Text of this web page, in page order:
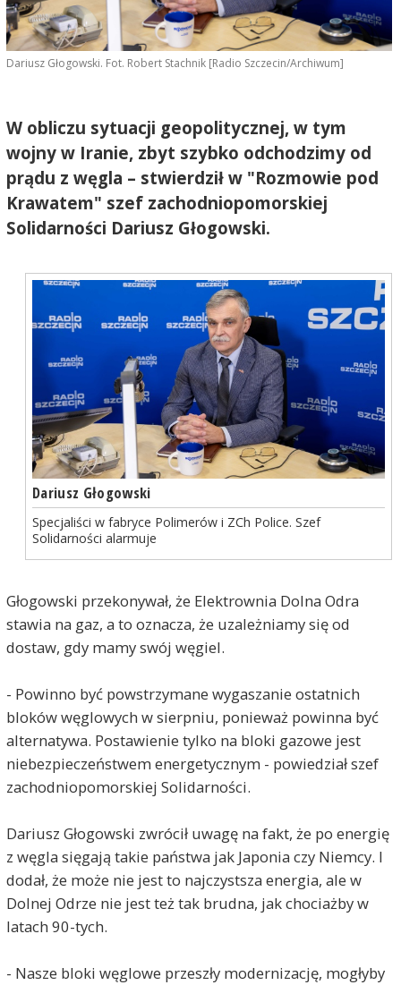
Dariusz Głogowski. Fot. Robert Stachnik [Radio Szczecin/Archiwum]
W obliczu sytuacji geopolitycznej, w tym
wojny w Iranie, zbyt szybko odchodzimy od
prądu z węgla – stwierdził w "Rozmowie pod
Krawatem" szef zachodniopomorskiej
Solidarności Dariusz Głogowski.
Dariusz Głogowski
Specjaliści w fabryce Polimerów i ZCh Police. Szef
Solidarności alarmuje
Głogowski przekonywał, że Elektrownia Dolna Odra
stawia na gaz, a to oznacza, że uzależniamy się od
dostaw, gdy mamy swój węgiel.
- Powinno być powstrzymane wygaszanie ostatnich
bloków węglowych w sierpniu, ponieważ powinna być
alternatywa. Postawienie tylko na bloki gazowe jest
niebezpieczeństwem energetycznym - powiedział szef
zachodniopomorskiej Solidarności.
Dariusz Głogowski zwrócił uwagę na fakt, że po energię
z węgla sięgają takie państwa jak Japonia czy Niemcy. I
dodał, że może nie jest to najczystsza energia, ale w
Dolnej Odrze nie jest też tak brudna, jak chociażby w
latach 90-tych.
- Nasze bloki węglowe przeszły modernizację, mogłyby